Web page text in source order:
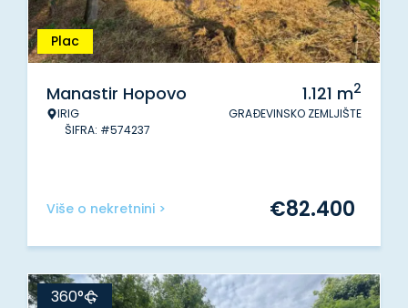
Plac
Manastir Hopovo
IRIG
ŠIFRA: #574237
1.121 m2
GRAĐEVINSKO ZEMLJIŠTE
Više o nekretnini > €82.400
360°